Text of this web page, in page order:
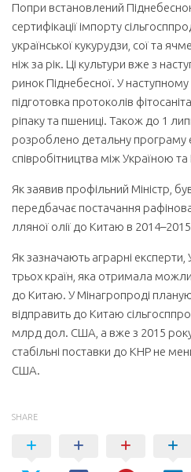
Попри встановлений
сертифікації імпорту
української кукурудзи, сої та
ніж за рік. Ці культури вже з
ринок Піднебесної. У
підготовка протоколів
ріпаку та пшениці. Також до 1
розроблено детальну програму
співробітництва між Україною
Як заявив профільний Міністр,
передбачає поста­чання
лляної олії до Китаю в
Як зазначають аграрні експерти,
трьох країн, яка отримала
до Китаю. У Мінагропроді
відправить до Китаю
млрд дол. США, а вже з 2015
стабільні поставки до КНР не
США.
SHARE